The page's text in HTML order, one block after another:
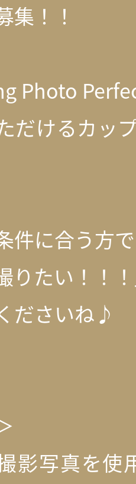
集！！
Photo
だけるカッ
件に合う方で
りたい！！
ださいね♪
影写真を